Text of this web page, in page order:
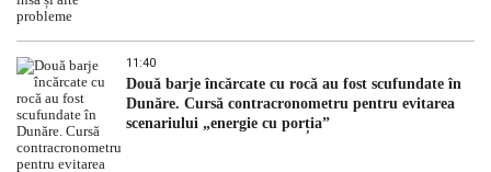
11:40
Două barje încărcate cu rocă au fost scufundate în
Dunăre. Cursă contracronometru pentru evitarea
scenariului „energie cu porția”